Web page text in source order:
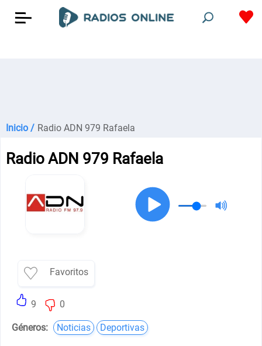
Inicio / Radio ADN 979 Rafaela
Radio ADN 979 Rafaela
Favoritos
9 0
Géneros: Noticias Deportivas